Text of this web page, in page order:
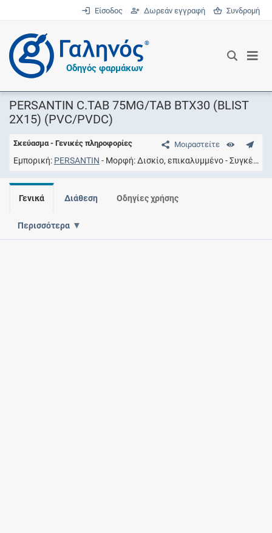
Είσοδος Δωρεάν εγγραφή Συνδρομή
®
Οδηγός φαρμάκων
PERSANTIN C.TAB 75MG/TAB BTX30 (BLIST
2X15) (PVC/PVDC)
Μοιραστείτε
Σκεύασμα - Γενικές πληροφορίες
Εμπορική PERSANTIN Μορφή Δισκίο, επικαλυμμένο Συγκέντρωση
Γενικά Διάθεση Οδηγίες χρήσης
Περισσότερα